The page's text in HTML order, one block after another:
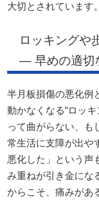
大切とされています。
ロッキングや
— 早めの適切
半月板損傷の悪化例
動かなくなる“ロッ
って曲がらない、も
常生活に支障が出や
悪化した」という声
み重ねが引き金にな
からこそ、痛みがあ